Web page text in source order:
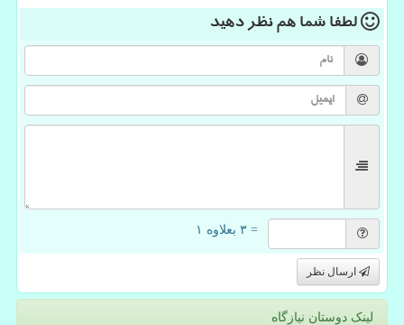
لطفا شما همنظر دهید
= ۳ بعلاوه ۱
ارسال نظر
لینک دوستان نیازگاه